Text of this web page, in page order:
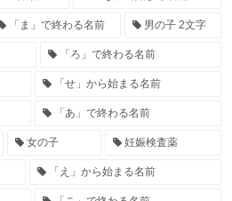
「ま」で終わる名前 男の子 2文字
「ろ」で終わる名前
「せ」から始まる名前
「あ」で終わる名前
女の子 妊娠検査薬
「え」から始まる名前